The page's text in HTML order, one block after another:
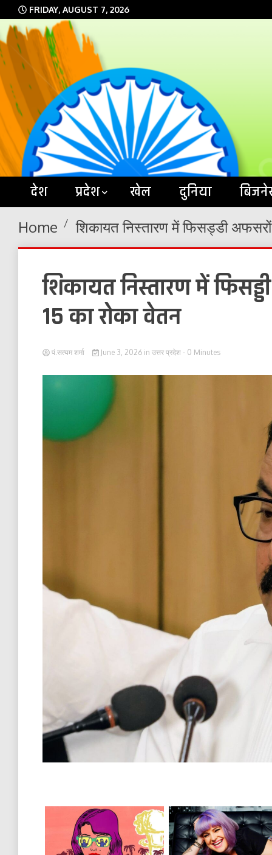
Skip
to
content
FRIDAY, AUGUST 7, 2026
देश प्रदेश खेल दुनिया
Home शिकायत निस्तारण में फिसड्डी अफसरों
शिकायत निस्तारण में
15 का रोका वेतन
पं.सत्यम शर्मा June 3, 2026 in उत्तर प्रदेश - 0 Minutes